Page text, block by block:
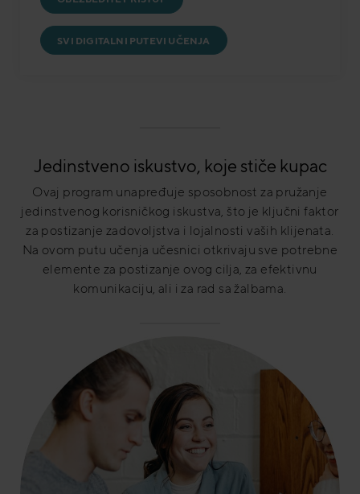
SVI DIGITALNI PUTEVI UČENJA
Jedinstveno iskustvo, koje stiče kupac
Ovaj program unapređuje sposobnost za pružanje
jedinstvenog korisničkog iskustva, što je ključni faktor
za postizanje zadovoljstva i lojalnosti vaših klijenata.
Na ovom putu učenja učesnici otkrivaju sve potrebne
elemente za postizanje ovog cilja, za efektivnu
komunikaciju, ali i za rad sa žalbama.